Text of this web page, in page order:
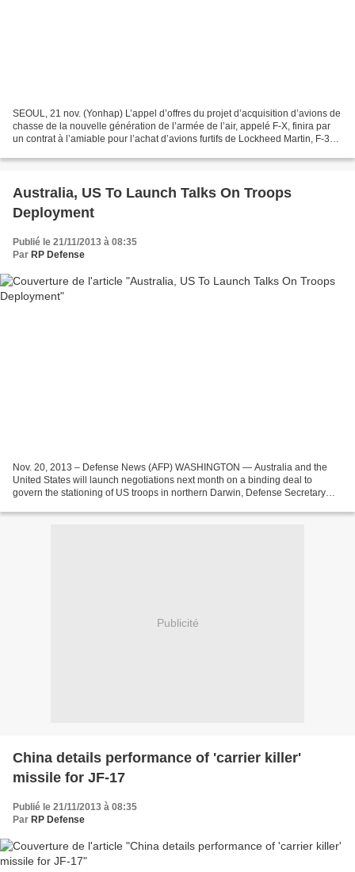
SEOUL, 21 nov. (Yonhap) L’appel d’offres du projet d’acquisition d’avions de
chasse de la nouvelle génération de l’armée de l’air, appelé F-X, finira par
un contrat à l’amiable pour l’achat d’avions furtifs de Lockheed Martin, F-35A
Australia, US To Launch Talks On Troops
Deployment
Publié le 21/11/2013 à 08:35
Par RP Defense
Nov. 20, 2013 – Defense News (AFP) WASHINGTON — Australia and the
United States will launch negotiations next month on a binding deal to
govern the stationing of US troops in northern Darwin, Defense Secretary
Publicité
China details performance of 'carrier killer'
missile for JF-17
Publié le 21/11/2013 à 08:35
Par RP Defense